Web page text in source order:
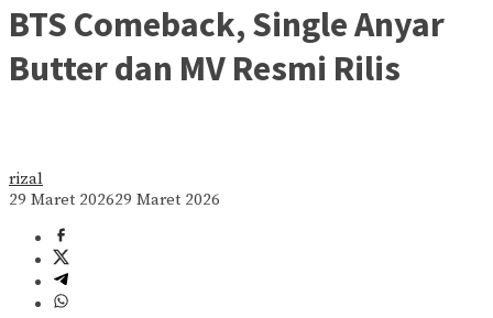
BTS Comeback, Single Anyar
Butter dan MV Resmi Rilis
rizal
29 Maret 202629 Maret 2026